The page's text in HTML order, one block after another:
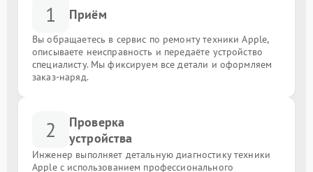
1 Приём
Вы обращаетесь в сервис по ремонту техники Apple,
описываете неисправность и передаёте устройство
специалисту. Мы фиксируем все детали и оформляем
заказ-наряд.
2
Проверка
устройства
Инженер выполняет детальную диагностику техники
Apple с использованием профессионального